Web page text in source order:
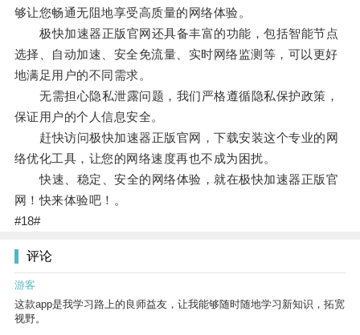
够让您畅通无阻地享受高质量的网络体验。
极快加速器正版官网还具备丰富的功能，包括智能节点
选择、自动加速、安全免流量、实时网络监测等，可以更好
地满足用户的不同需求。
无需担心隐私泄露问题，我们严格遵循隐私保护政策，
保证用户的个人信息安全。
赶快访问极快加速器正版官网，下载安装这个专业的网
络优化工具，让您的网络速度再也不成为困扰。
快速、稳定、安全的网络体验，就在极快加速器正版官
网！快来体验吧！。
#18#
评论
游客
这款app是我学习路上的良师益友，让我能够随时随地学习新知识，拓宽
视野。